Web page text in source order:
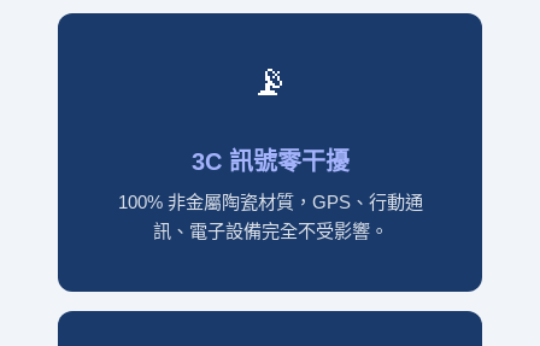
📡
3C 訊號零干擾
100% 非金屬陶瓷材質，GPS、行動通
訊、電子設備完全不受影響。